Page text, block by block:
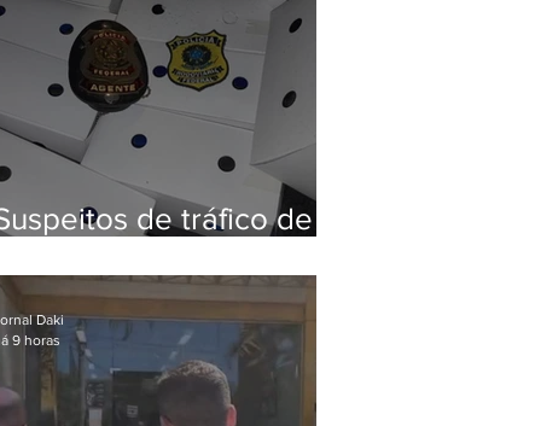
de tráfico de
com 50 aves
Daki
9 horas